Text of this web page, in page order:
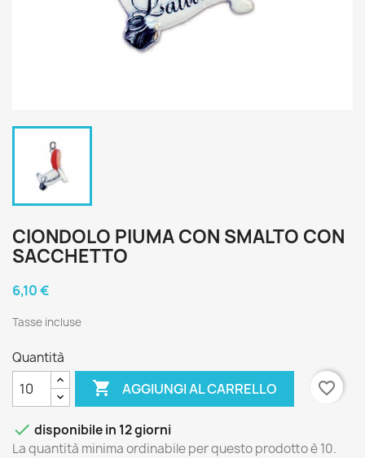
CIONDOLO PIUMA CON SMALTO CON
SACCHETTO
6,10 €
Tasse incluse
Quantità
 AGGIUNGI AL CARRELLO favorite_border
 disponibile in 12 giorni
La quantità minima ordinabile per questo prodotto è 10.